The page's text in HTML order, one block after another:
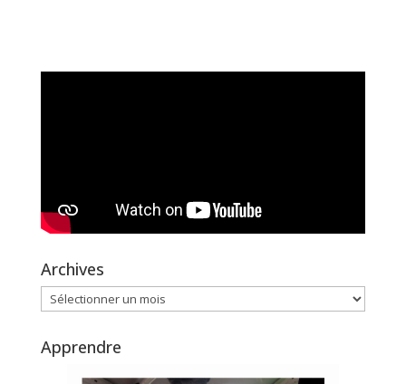
Archives
Archives
Apprendre